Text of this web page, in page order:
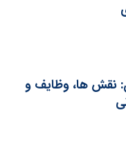
نقش‌ ها، وظایف و